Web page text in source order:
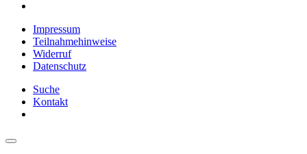
Impressum
Teilnahmehinweise
Widerruf
Datenschutz
Suche
Kontakt